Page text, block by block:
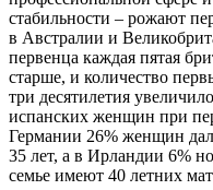
стабильности – рожают
в Австралии и
первенца каждая пятая
старше, и количество
три десятилетия
испанских женщин при
Германии 26% женщин
35 лет, а в Ирландии 6%
семье имеют 40 летних